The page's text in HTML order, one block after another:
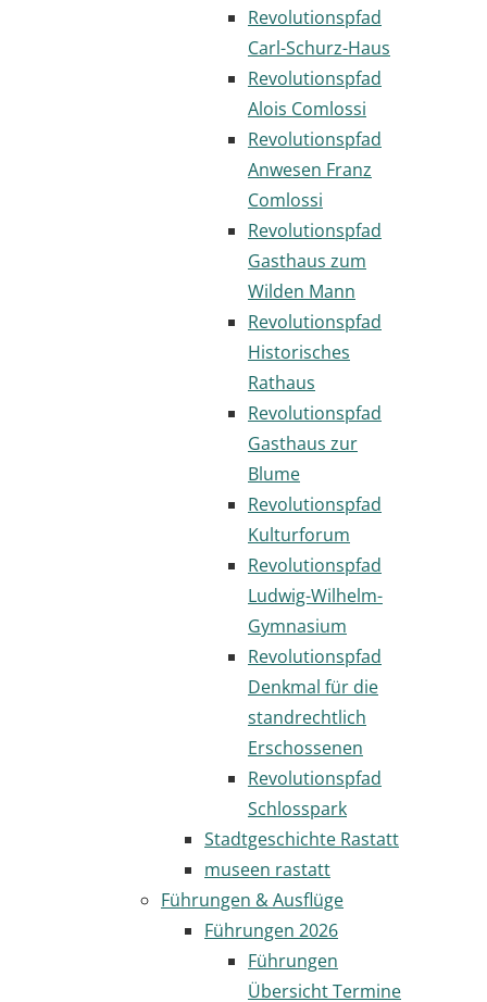
Revolutionspfad
Carl-Schurz-Haus
Revolutionspfad
Alois Comlossi
Revolutionspfad
Anwesen Franz
Comlossi
Revolutionspfad
Gasthaus zum
Wilden Mann
Revolutionspfad
Historisches
Rathaus
Revolutionspfad
Gasthaus zur
Blume
Revolutionspfad
Kulturforum
Revolutionspfad
Ludwig-Wilhelm-
Gymnasium
Revolutionspfad
Denkmal für die
standrechtlich
Erschossenen
Revolutionspfad
Schlosspark
Stadtgeschichte Rastatt
museen rastatt
Führungen & Ausflüge
Führungen 2026
Führungen
Übersicht Termine